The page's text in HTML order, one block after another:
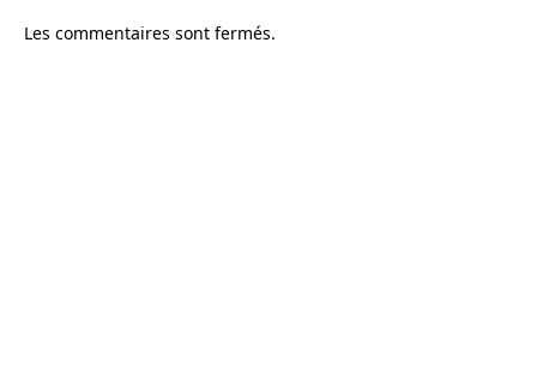
Les commentaires sont fermés.